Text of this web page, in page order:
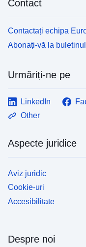
Contact
Contactați echipa
Abonați-vă la
Urmăriți-ne pe
LinkedIn
Other
Aspecte juridice
Aviz juridic
Cookie-uri
Accesibilitate
Despre noi